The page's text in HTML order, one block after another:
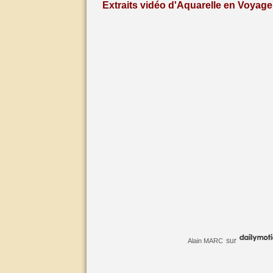
Extraits vidéo d'Aquarelle en
Alain MARC sur